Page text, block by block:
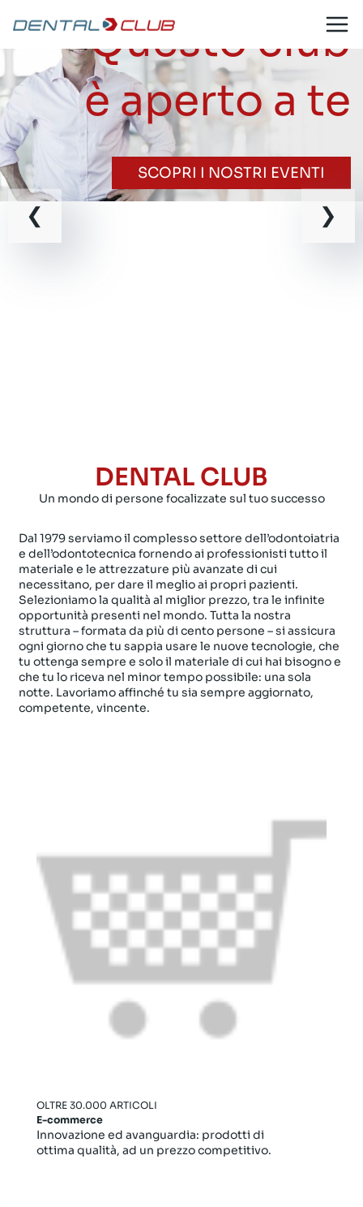
contenuto
Questo club
è aperto a te
SCOPRI I NOSTRI EVENTI
DENTAL CLUB
Un mondo di persone focalizzate sul tuo successo
Dal 1979 serviamo il complesso settore dell’odontoiatria
e dell’odontotecnica fornendo ai professionisti tutto il
materiale e le attrezzature più avanzate di cui
necessitano, per dare il meglio ai propri pazienti.
Selezioniamo la qualità al miglior prezzo, tra le infinite
opportunità presenti nel mondo. Tutta la nostra
struttura – formata da più di cento persone – si assicura
ogni giorno che tu sappia usare le nuove tecnologie, che
tu ottenga sempre e solo il materiale di cui hai bisogno e
che tu lo riceva nel minor tempo possibile: una sola
notte. Lavoriamo affinché tu sia sempre aggiornato,
competente, vincente.
OLTRE 30.000 ARTICOLI
E-commerce
Innovazione ed avanguardia: prodotti di
ottima qualità, ad un prezzo competitivo.